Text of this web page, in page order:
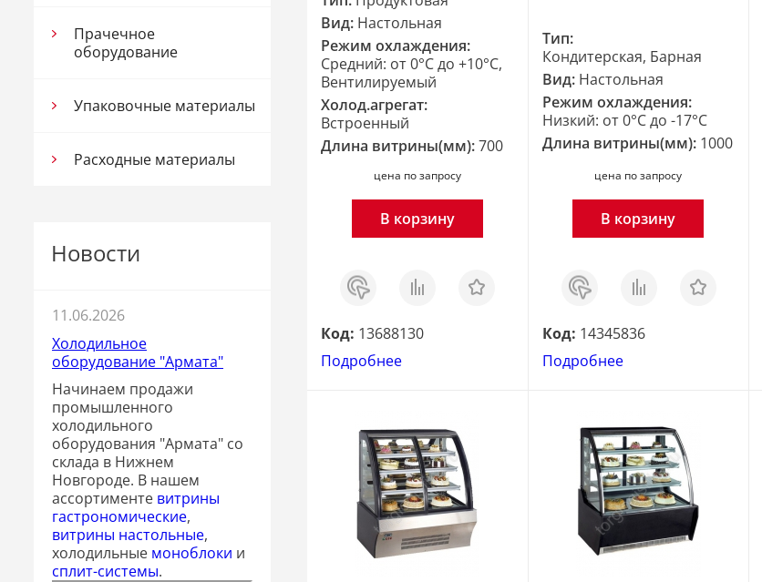
Прачечное
оборудование
Упаковочные материалы
Расходные материалы
Новости
11.06.2026
Холодильное
оборудование "Армата"
Начинаем продажи
промышленного
холодильного
оборудования "Армата" со
склада в Нижнем
Новгороде. В нашем
ассортименте витрины
гастрономические,
витрины настольные,
холодильные моноблоки и
сплит-системы.
Вид: Настольная
Режим охлаждения:
Средний: от 0°C до +10°C,
Вентилируемый
Холод.агрегат:
Встроенный
Длина витрины(мм):700
цена по запросу
В корзину
Заказ
в 1
клик
Сравнить Отложить
Код: 13688130
Подробнее
Тип:
Кондитерская, Барная
Вид: Настольная
Режим охлаждения:
Низкий: от 0°C до -17°C
Длина витрины(мм): 1000
цена по запросу
В корзину
Заказ
в 1
клик
Сравнить Отложить
Код: 14345836
Подробнее